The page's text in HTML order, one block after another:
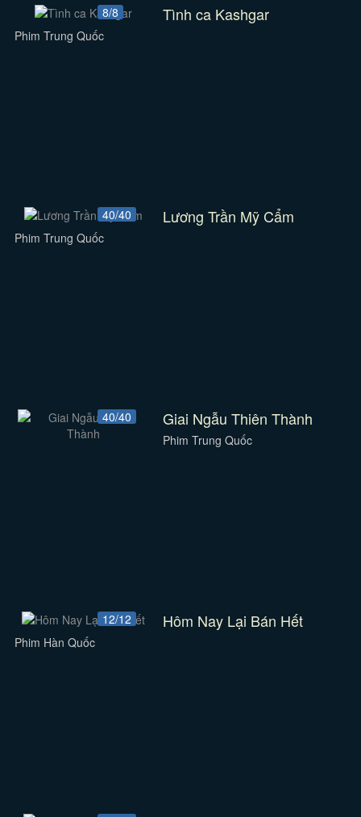
8/8 Tình ca Kashgar
Phim Trung Quốc
40/40 Lương Trần Mỹ Cẩm
Phim Trung Quốc
40/40 Giai Ngẫu Thiên Thành
Phim Trung Quốc
12/12 Hôm Nay Lại Bán Hết
Phim Hàn Quốc